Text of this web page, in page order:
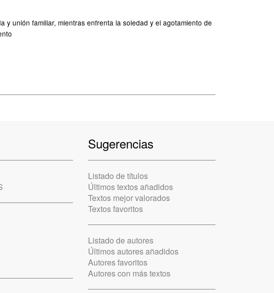
unión familiar, mientras enfrenta la soledad y el agotamiento de
Sugerencias
Listado de títulos
Últimos textos añadidos
Textos mejor valorados
Textos favoritos
Listado de autores
Últimos autores añadidos
Autores favoritos
Autores con más textos